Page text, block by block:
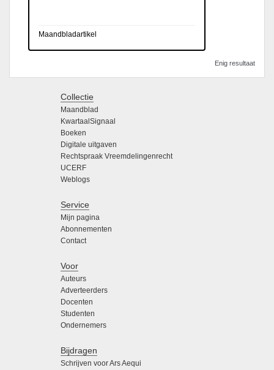
Maandbladartikel
Enig resultaat
Collectie
Maandblad
KwartaalSignaal
Boeken
Digitale uitgaven
Rechtspraak Vreemdelingenrecht
UCERF
Weblogs
Service
Mijn pagina
Abonnementen
Contact
Voor
Auteurs
Adverteerders
Docenten
Studenten
Ondernemers
Bijdragen
Schrijven voor Ars Aequi